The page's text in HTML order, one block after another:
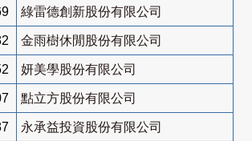
綠雷德創新股份有限公司
金雨樹休閒股份有限公司
妍美學股份有限公司
點立方股份有限公司
永承益投資股份有限公司